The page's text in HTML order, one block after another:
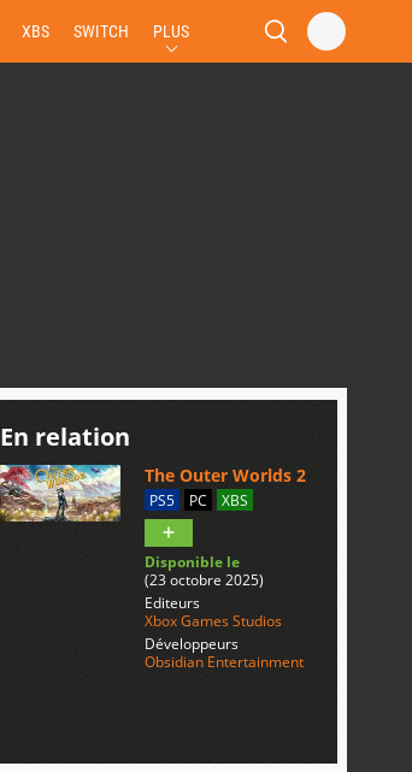
XBS SWITCH PLUS
En relation
The Outer Worlds 2
PS5 PC XBS
Disponible le
(23 octobre 2025)
Editeurs
Xbox Games Studios
Développeurs
Obsidian Entertainment